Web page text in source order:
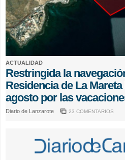
ACTUALIDAD
Restringida la
Residencia de La Mareta
agosto por las
Diario de Lanzarote 23 COMENTARIOS